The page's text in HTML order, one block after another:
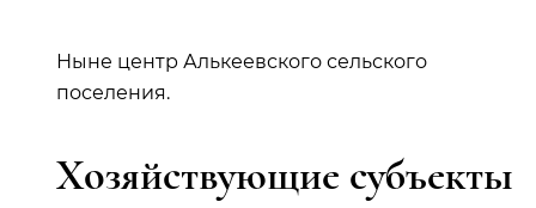
Ныне центр Алькеевского сельского
поселения.
Хозяйствующие субъекты